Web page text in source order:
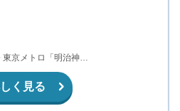
JR「渋谷駅」より徒歩10分 東京メトロ「明治神宮前〈原宿〉駅」より徒歩10分 ※掲載住所は渋谷校です。 関東エリア24拠点の教室勤務、またはオンライン講師として、勤務地・勤務形態を選択できます。
く見る